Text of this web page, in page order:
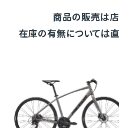
商品の販売は店
在庫の有無については